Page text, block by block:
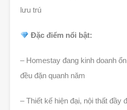
lưu trú
Đặc điểm nổi bật:
– Homestay đang kinh doanh
đều đặn quanh năm
– Thiết kế hiện đại, nội thất đầy